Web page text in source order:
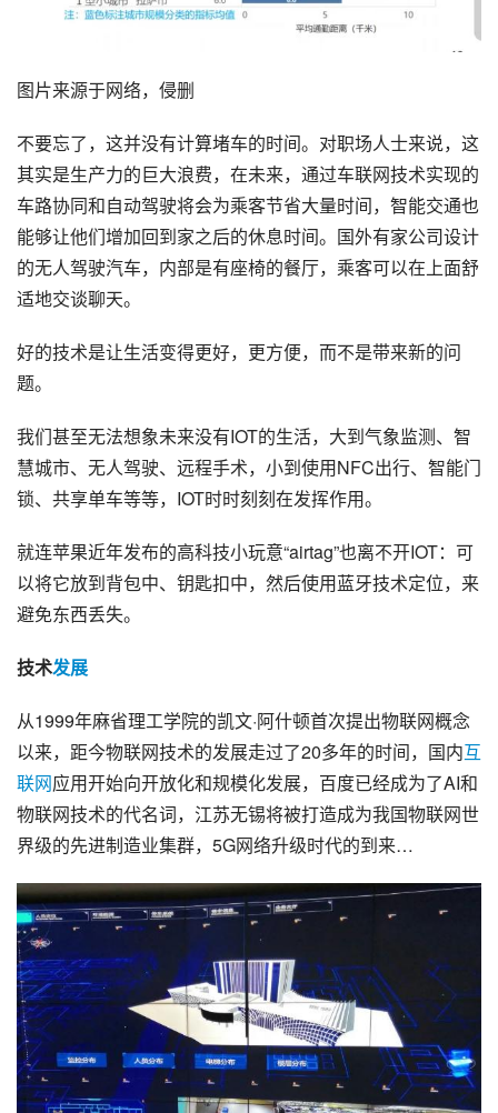
图片来源于网络，侵删
不要忘了，这并没有计算堵车的时间。对职场人士来说，这
其实是生产力的巨大浪费，在未来，通过车联网技术实现的
车路协同和自动驾驶将会为乘客节省大量时间，智能交通也
能够让他们增加回到家之后的休息时间。国外有家公司设计
的无人驾驶汽车，内部是有座椅的餐厅，乘客可以在上面舒
适地交谈聊天。
好的技术是让生活变得更好，更方便，而不是带来新的问
题。
我们甚至无法想象未来没有IOT的生活，大到气象监测、 智
慧城市、无人驾驶、远程手术，小到使用NFC出行、智能门
锁、共享单车等等，IOT时时刻刻在发挥作用。
就连苹果近年发布的高科技小玩意“airtag”也离不开IOT：可
以将它放到背包中、钥匙扣中，然后使用蓝牙技术定位，来
避免东西丢失。
技术发展
从1999年麻省理工学院的凯文·阿什顿首次提出物联网概念
以来，距今物联网技术的发展走过了20多年的时间，国内互
联网应用开始向开放化和规模化发展，百度已经成为了AI和
物联网技术的代名词，江苏无锡将被打造成为我国物联网世
界级的先进制造业集群，5G网络升级时代的到来…